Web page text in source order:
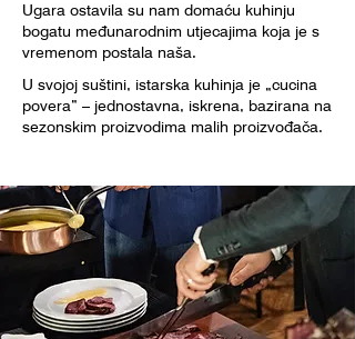
Ugara ostavila su nam domaću kuhinju
bogatu međunarodnim utjecajima koja je s
vremenom postala naša.
U svojoj suštini, istarska kuhinja je „cucina
povera” – jednostavna, iskrena, bazirana na
sezonskim proizvodima malih proizvođača.